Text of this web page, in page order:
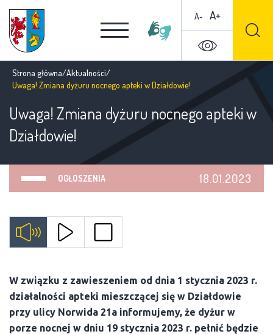
A- A+
Strona główna/Aktualności/
Uwaga! Zmiana dyżuru nocnego apteki w Działdowie!
Uwaga! Zmiana dyżuru nocnego apteki w
Działdowie!
OGŁOSZENIA 18.01.2023
W związku z zawieszeniem od dnia 1 stycznia 2023 r.
działalności apteki mieszczącej się w Działdowie
przy ulicy Norwida 21a informujemy, że dyżur w
porze nocnej w dniu 19 stycznia 2023 r. pełnić będzie